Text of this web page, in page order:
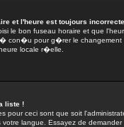
et l'heure est toujours
le bon fuseau horaire et que
con�u pour g�rer le
locale r�elle.
liste !
pour ceci sont que soit
votre langue. Essayez de